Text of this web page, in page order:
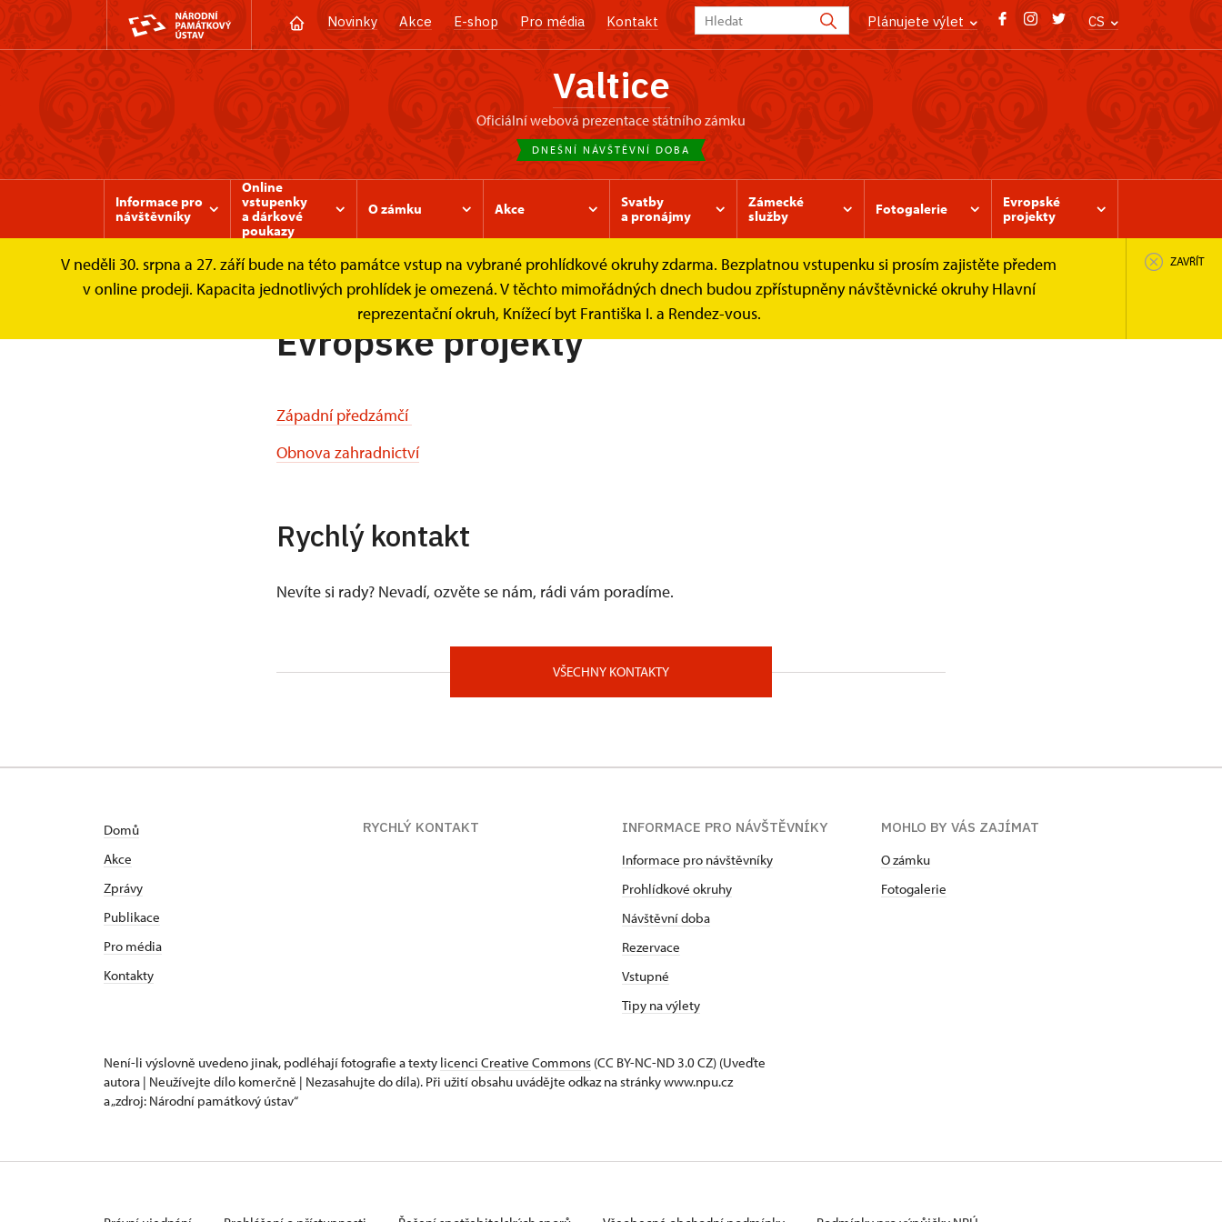
Novinky Akce E-shop Pro média Kontakt Plánujete výlet CS
Valtice
oficiální webová prezentace státního zámku
DNEŠNÍ NÁVŠTĚVNÍ DOBA
Informace pro
návštěvníky
Online
vstupenky
a dárkové
poukazy
O zámku Akce
Svatby
a pronájmy
Zámecké
služby
Fotogalerie
Evropské
projekty
V neděli 30. srpna a 27. září bude na této památce vstup na vybrané prohlídkové okruhy zdarma. Bezplatnou vstupenku si prosím zajistěte předem
v online prodeji. Kapacita jednotlivých prohlídek je omezená. V těchto mimořádných dnech budou zpřístupněny návštěvnické okruhy Hlavní
reprezentační okruh, Knížecí byt Františka I. a Rendez-vous.
ZAVŘÍT
Zámek Valtice Evropské projekty
Evropské projekty
Západní předzámčí
Obnova zahradnictví
Rychlý kontakt
Nevíte si rady? Nevadí, ozvěte se nám, rádi vám poradíme.
VŠECHNY KONTAKTY
Domů
Akce
Zprávy
Publikace
Pro média
Kontakty
RYCHLÝ KONTAKT
INFORMACE PRO NÁVŠTĚVNÍKY
Informace pro návštěvníky
Prohlídkové okruhy
Návštěvní doba
Rezervace
Vstupné
Tipy na výlety
MOHLO BY VÁS ZAJÍMAT
O zámku
Fotogalerie
Není-li výslovně uvedeno jinak, podléhají fotografie a texty licenci Creative Commons (CC BY-NC-ND 3.0 CZ) (Uveďte
autora | Neužívejte dílo komerčně | Nezasahujte do díla). Při užití obsahu uvádějte odkaz na stránky www.npu.cz
a „zdroj: Národní památkový ústav“